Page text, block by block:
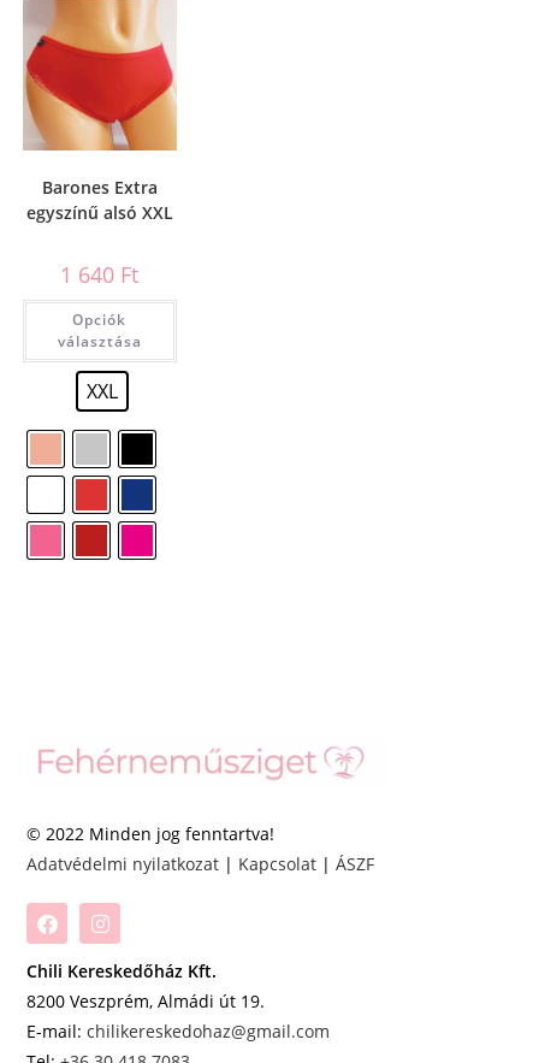
Barones Extra
egyszínű alsó XXL
1 640 Ft
Opciók
választása
XXL
© 2022 Minden jog fenntartva!
Adatvédelmi nyilatkozat | Kapcsolat |ÁSZF
Chili Kereskedőház Kft.
8200 Veszprém, Almádi út 19.
E-mail:chilikereskedohaz@gmail.com